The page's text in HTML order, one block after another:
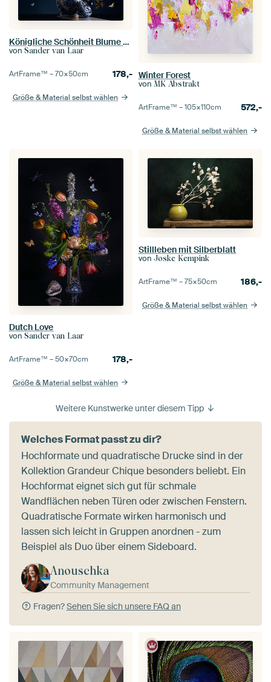
Königliche Schönheit Blume Stillleben
von Sander van Laar
ArtFrame™ –70×50cm 178,-
Größe & Material selbst wählen
Winter Forest
von MK Abstrakt
ArtFrame™ –105×110cm 572,-
Größe & Material selbst wählen
Dutch Love
von Sander van Laar
ArtFrame™ –50×70cm 178,-
Größe & Material selbst wählen
Stillleben mit Silberblatt
von Joske Kempink
ArtFrame™ –75×50cm 186,-
Größe & Material selbst wählen
Weitere Kunstwerke unter diesem Tipp
Welches Format passt zu dir?
Hochformate und quadratische Drucke sind in der
Kollektion Grandeur Chique besonders beliebt. Ein
Hochformat eignet sich gut für schmale
Wandflächen neben Türen oder zwischen Fenstern.
Quadratische Formate wirken harmonisch und
lassen sich leicht in Gruppen anordnen - zum
Beispiel als Duo über einem Sideboard.
Anouschka
Community Management
Fragen?Sehen Sie sich unsere FAQ an